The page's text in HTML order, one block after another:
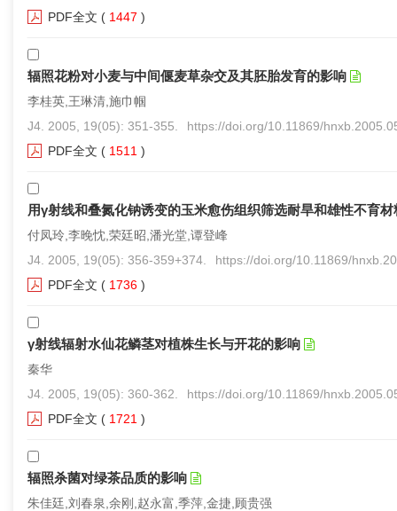
PDF全文 ( 1447 )
辐照花粉对小麦与中间偃麦草杂交及其胚胎发育的影响
李桂英,王琳清,施巾帼
J4. 2005, 19(05): 351-355.
https://doi.org/10.11869/
PDF全文 ( 1511 )
用γ射线和叠氮化钠诱变的玉米愈伤组织筛选耐旱和雄性不育材
付凤玲,李晚忱,荣廷昭,潘光堂,谭登峰
J4. 2005, 19(05): 356-359+374.
https://doi.org/10.11869/
PDF全文 ( 1736 )
γ射线辐射水仙花鳞茎对植株生长与开花的影响
秦华
J4. 2005, 19(05): 360-362.
https://doi.org/10.11869/
PDF全文 ( 1721 )
辐照杀菌对绿茶品质的影响
朱佳廷,刘春泉,余刚,赵永富,季萍,金捷,顾贵强